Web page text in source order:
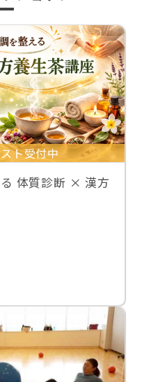
ト受付中
体質診断 × 漢方